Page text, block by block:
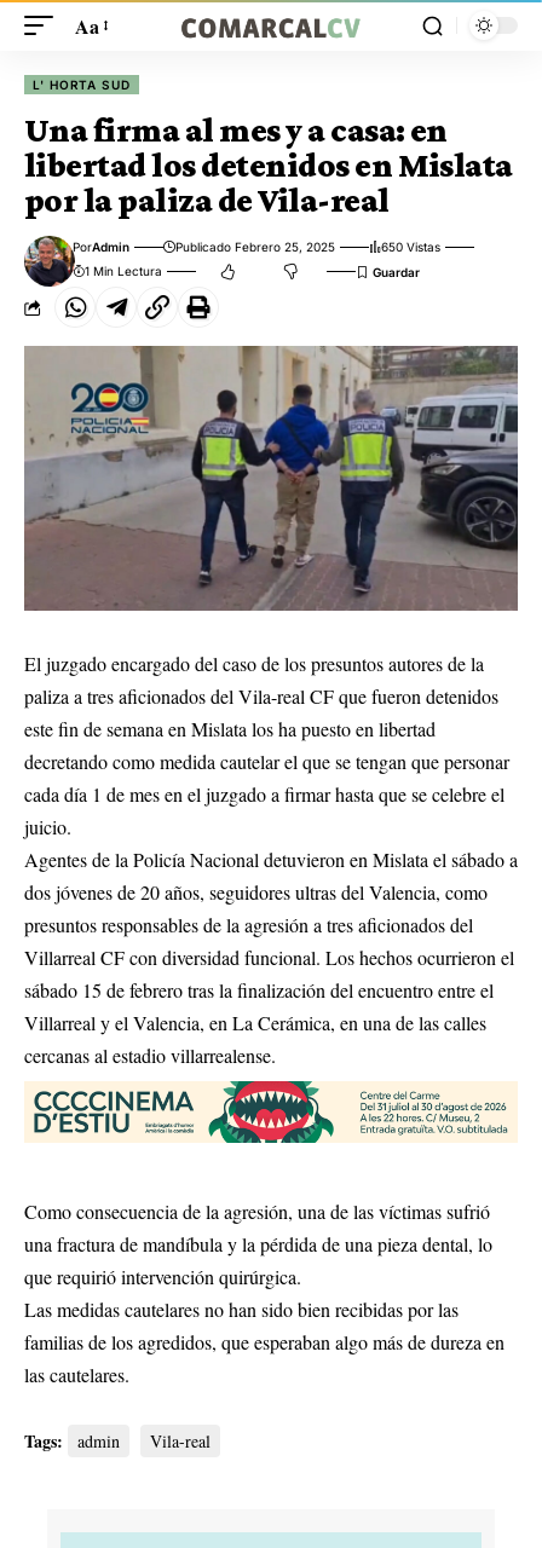
Aa
L' HORTA SUD
Una firma al mes y a casa: en
libertad los detenidos en Mislata
por la paliza de Vila-real
PorAdmin Publicado Febrero 25, 2025
650 Vistas
1 Min Lectura
El juzgado encargado del caso de los presuntos autores de la
paliza a tres aficionados del Vila-real CF que fueron detenidos
este fin de semana en Mislata los ha puesto en libertad
decretando como medida cautelar el que se tengan que personar
cada día 1 de mes en el juzgado a firmar hasta que se celebre el
juicio.
Agentes de la Policía Nacional detuvieron en Mislata el sábado a
dos jóvenes de 20 años, seguidores ultras del Valencia, como
presuntos responsables de la agresión a tres aficionados del
Villarreal CF con diversidad funcional. Los hechos ocurrieron el
sábado 15 de febrero tras la finalización del encuentro entre el
Villarreal y el Valencia, en La Cerámica, en una de las calles
cercanas al estadio villarrealense.
Como consecuencia de la agresión, una de las víctimas sufrió
una fractura de mandíbula y la pérdida de una pieza dental, lo
que requirió intervención quirúrgica.
Las medidas cautelares no han sido bien recibidas por las
familias de los agredidos, que esperaban algo más de dureza en
las cautelares.
Tags: admin Vila-real